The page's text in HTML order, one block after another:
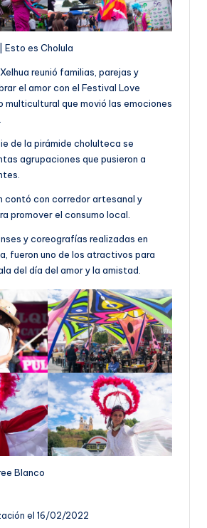
Esto es Cholula
reunió familias, parejas y
el amor con el Festival Love
multicultural que movió las emociones
de la pirámide cholulteca se
agrupaciones que pusieron a
contó con corredor artesanal y
promover el consumo local.
y coreografías realizadas en
fueron uno de los atractivos para
del día del amor y la amistad.
Blanco
el 16/02/2022